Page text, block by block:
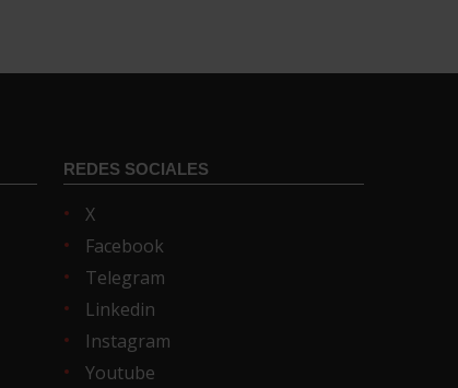
REDES SOCIALES
X
Facebook
Telegram
Linkedin
Instagram
Youtube